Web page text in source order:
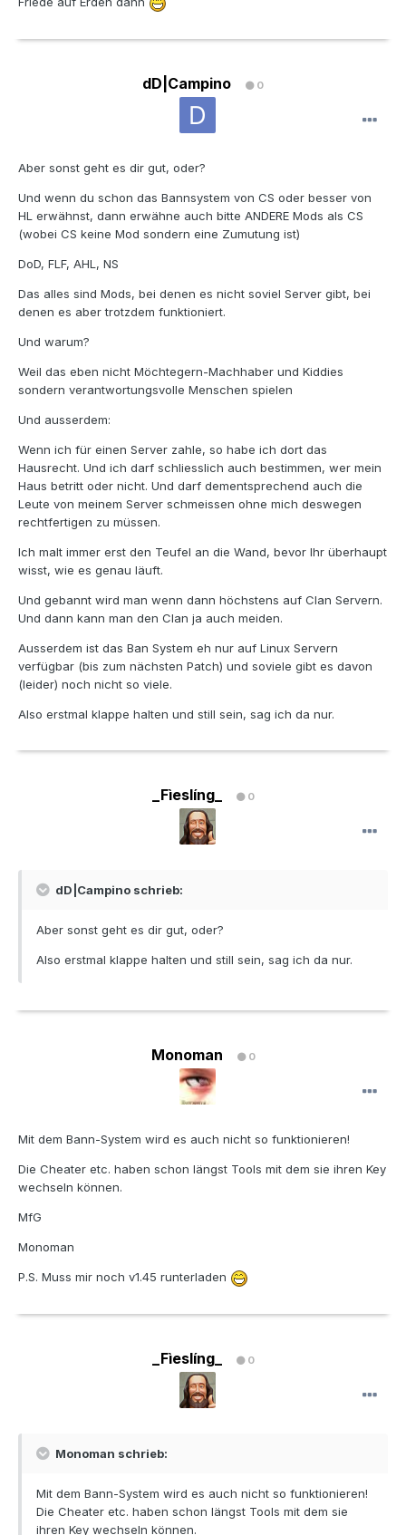
dD|Campino 0
Aber sonst geht es dir gut, oder?
Und wenn du schon das Bannsystem von CS oder besser von
HL erwähnst, dann erwähne auch bitte ANDERE Mods als CS
(wobei CS keine Mod sondern eine Zumutung ist)
DoD, FLF, AHL, NS
Das alles sind Mods, bei denen es nicht soviel Server gibt, bei
denen es aber trotzdem funktioniert.
Und warum?
Weil das eben nicht Möchtegern-Machhaber und Kiddies
sondern verantwortungsvolle Menschen spielen
Und ausserdem:
Wenn ich für einen Server zahle, so habe ich dort das
Hausrecht. Und ich darf schliesslich auch bestimmen, wer mein
Haus betritt oder nicht. Und darf dementsprechend auch die
Leute von meinem Server schmeissen ohne mich deswegen
rechtfertigen zu müssen.
Ich malt immer erst den Teufel an die Wand, bevor Ihr überhaupt
wisst, wie es genau läuft.
Und gebannt wird man wenn dann höchstens auf Clan Servern.
Und dann kann man den Clan ja auch meiden.
Ausserdem ist das Ban System eh nur auf Linux Servern
verfügbar (bis zum nächsten Patch) und soviele gibt es davon
(leider) noch nicht so viele.
Also erstmal klappe halten und still sein, sag ich da nur.
_Fìeslíng_ 0
dD|Campino schrieb:
Aber sonst geht es dir gut, oder?
Also erstmal klappe halten und still sein, sag ich da nur.
Monoman 0
Mit dem Bann-System wird es auch nicht so funktionieren!
Die Cheater etc. haben schon längst Tools mit dem sie ihren Key
wechseln können.
MfG
Monoman
P.S. Muss mir noch v1.45 runterladen
_Fìeslíng_ 0
Monoman schrieb:
Mit dem Bann-System wird es auch nicht so funktionieren!
Die Cheater etc. haben schon längst Tools mit dem sie
ihren Key wechseln können.